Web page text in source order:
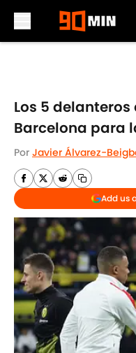
Los 5
Barcelona para
Por Javier Álvarez-
Add us